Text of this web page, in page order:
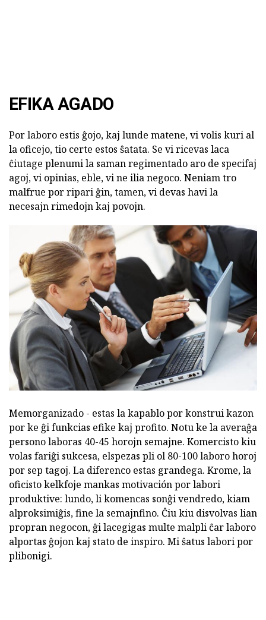
EFIKA AGADO
Por laboro estis ĝojo, kaj lunde matene, vi volis kuri al
la oficejo, tio certe estos ŝatata. Se vi ricevas laca
ĉiutage plenumi la saman regimentado aro de specifaj
agoj, vi opinias, eble, vi ne ilia negoco. Neniam tro
malfrue por ripari ĝin, tamen, vi devas havi la
necesajn rimedojn kaj povojn.
Memorganizado - estas la kapablo por konstrui kazon
por ke ĝi funkcias efike kaj profito. Notu ke la averaĝa
persono laboras 40-45 horojn semajne. Komercisto kiu
volas fariĝi sukcesa, elspezas pli ol 80-100 laboro horoj
por sep tagoj. La diferenco estas grandega. Krome, la
oficisto kelkfoje mankas motivación por labori
produktive: lundo, li komencas sonĝi vendredo, kiam
alproksimiĝis, fine la semajnfino. Ĉiu kiu disvolvas lian
propran negocon, ĝi lacegigas multe malpli ĉar laboro
alportas ĝojon kaj stato de inspiro. Mi ŝatus labori por
plibonigi.